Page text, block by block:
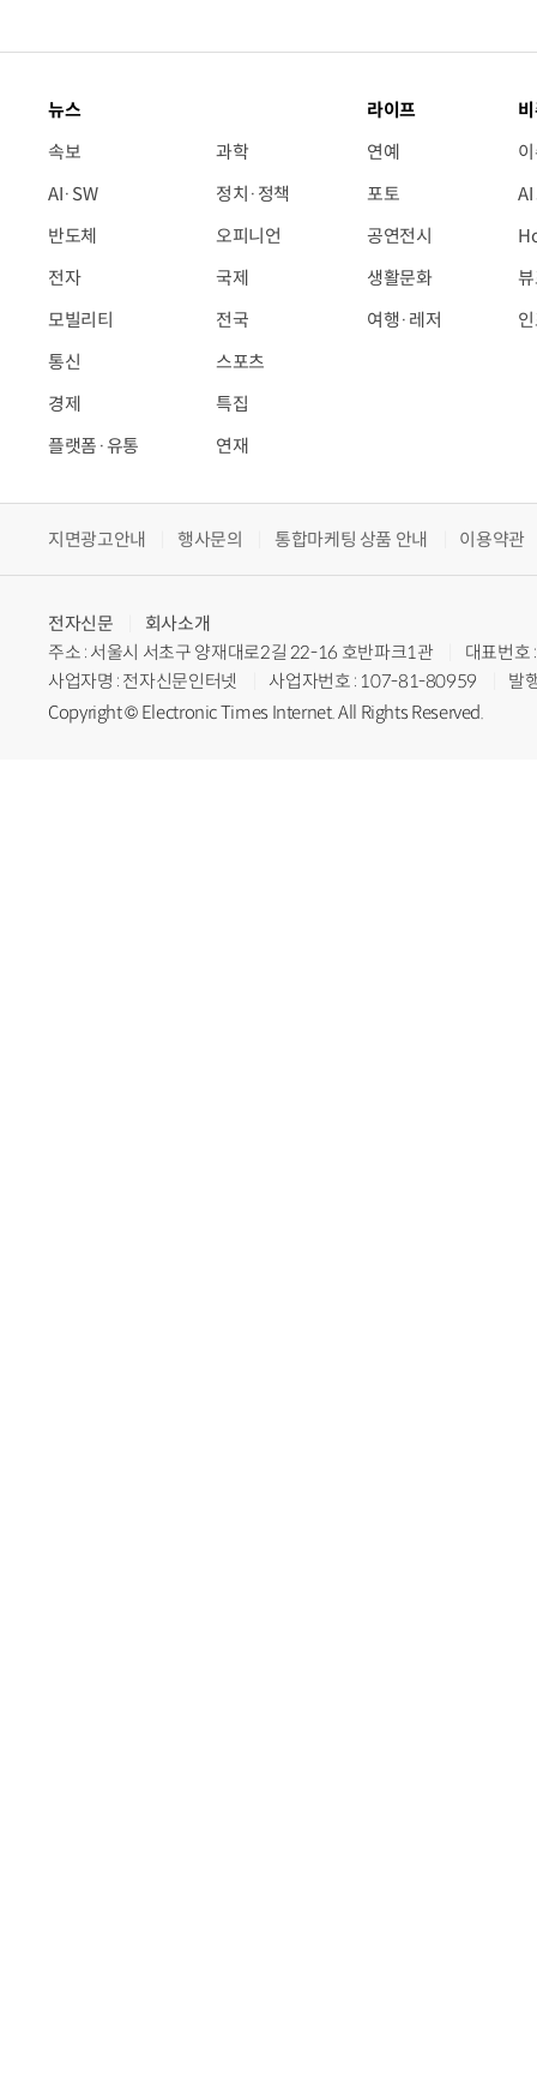
뉴스
속보
AI·SW
반도체
전자
모빌리티
통신
경제
플랫폼·유통
과학
정치·정책
오피니언
국제
전국
스포츠
특집
연재
라이프
연예
포토
공연전시
생활문화
여행·레저
지면광고안내 행사문의 통합마케팅 상품 안내 이용약관
전자신문
회사소개
주소 : 서울시 서초구 양재대로2길 22-16 호반파크1관
대표번
사업자명 : 전자신문인터넷
사업자번호 : 107-81-80959
발
Copyright © Electronic Times Internet. All Rights Reserved.